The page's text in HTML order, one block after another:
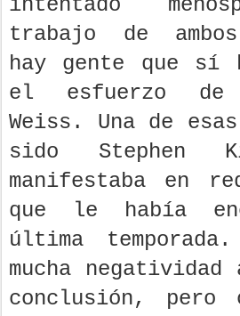
intentado
trabajo de
hay gente que sí
el esfuerzo
Weiss. Una de
sido Stephen
manifestaba en
que le había
última
mucha
conclusión, pero